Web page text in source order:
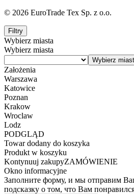
© 2026 EuroTrade Tex Sp. z o.o.
Filtry
Wybierz miasta
Wybierz miasta
Założenia
Warszawa
Katowice
Poznan
Krakow
Wroclaw
Lodz
PODGLĄD
Towar dodany do koszyka
Produkt w koszyku
Kontynuuj zakupyZAMÓWIENIE
Okno informacyjne
Заполните форму, и мы отправим
подсказку о том, что Вам